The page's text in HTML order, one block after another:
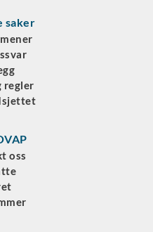
saker
regler
oss